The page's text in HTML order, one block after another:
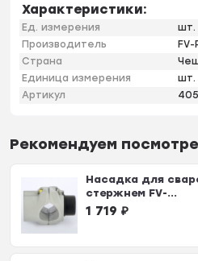
Характеристики:
Ед. измерения
шт.
Производитель
FV-
Страна
Единица измерения
шт.
Артикул
Рекомендуем
Насадка для
стержнем FV-...
1 719 ₽